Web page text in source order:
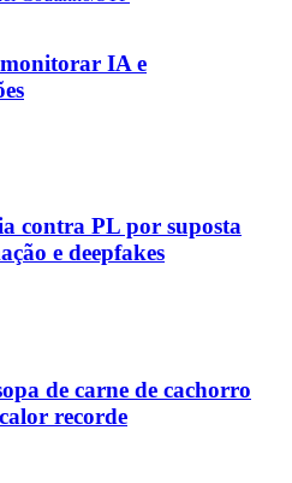
IA e
contra PL por suposta
e deepfakes
de carne de cachorro
recorde